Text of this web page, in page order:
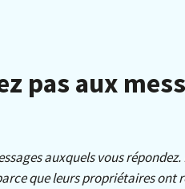
pas aux
auxquels vous répondez.
que leurs propriétaires ont